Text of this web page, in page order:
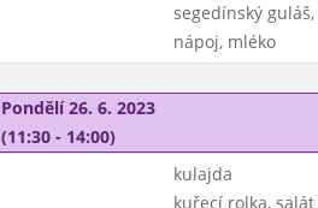
segedínský
nápoj, mléko
Pondělí 26. 6. 2023
(11:30 - 14:00)
kulajda
kuřecí rolka, salát